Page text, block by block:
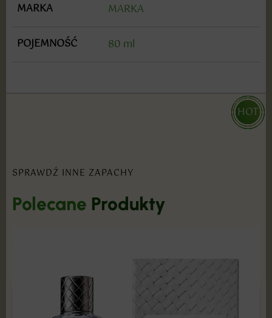
MARKA MARKA
POJEMNOŚĆ 80 ml
SPRAWDŹ INNE ZAPACHY
Polecane Produkty
HOT
HOT
HOT